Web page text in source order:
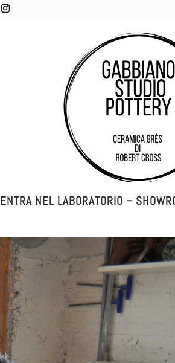
ENTRA NEL LABORATORIO –